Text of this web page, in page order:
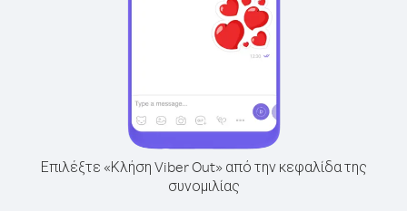
Επιλέξτε «Κλήση Viber Out» από την κεφαλίδα της
συνομιλίας